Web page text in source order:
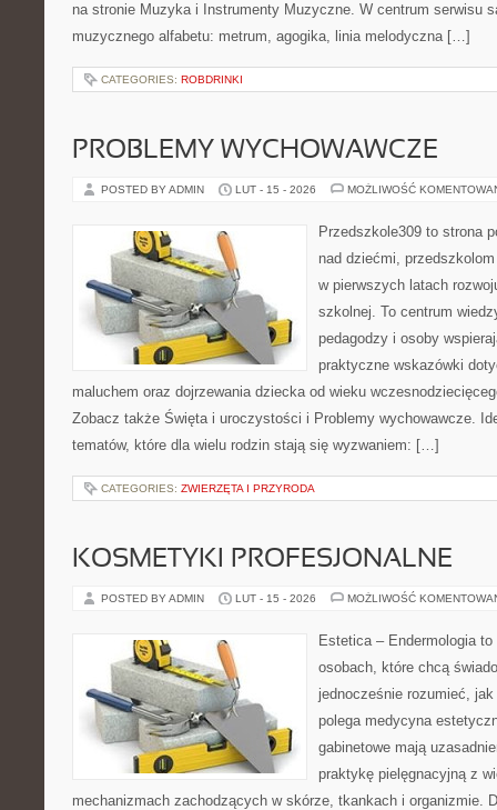
na stronie Muzyka i Instrumenty Muzyczne. W centrum serwisu
muzycznego alfabetu: metrum, agogika, linia melodyczna […]
CATEGORIES: ROBDRINKI
PROBLEMY WYCHOWAWCZE
POSTED BY ADMIN LUT - 15 - 2026 MOŻLIWOŚĆ
Przedszkole309 to strona
nad dziećmi,
w pierwszych latach
szkolnej. To centrum
pedagodzy i osoby
praktyczne wskazówki
maluchem oraz dojrzewania dziecka od wieku
Zobacz także Święta i uroczystości i Problemy wychowawcze.
tematów, które dla wielu rodzin stają się wyzwaniem: […]
CATEGORIES: ZWIERZĘTA I PRZYRODA
KOSMETYKI PROFESJONALNE
POSTED BY ADMIN LUT - 15 - 2026 MOŻLIWOŚĆ
Estetica – Endermologia
osobach, które chcą
jednocześnie rozumieć,
polega medycyna
gabinetowe mają
praktykę pielęgnacyjną z
mechanizmach zachodzących w skórze, tkankach i organizmie.